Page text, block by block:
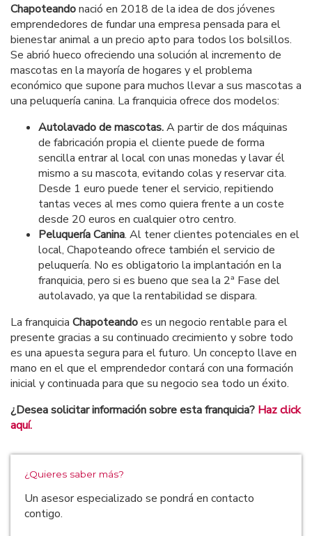
Chapoteandonació en 2018 de la idea de dos jóvenes
emprendedores de fundar una empresa pensada para el
bienestar animal a un precio apto para todos los bolsillos.
Se abrió hueco ofreciendo una solución al incremento de
mascotas en la mayoría de hogares y el problema
económico que supone para muchos llevar a sus mascotas a
una peluquería canina. La franquicia ofrece dos modelos:
Autolavado de mascotas.A partir de dos máquinas
de fabricación propia el cliente puede de forma
sencilla entrar al local con unas monedas y lavar él
mismo a su mascota, evitando colas y reservar cita.
Desde 1 euro puede tener el servicio, repitiendo
tantas veces al mes como quiera frente a un coste
desde 20 euros en cualquier otro centro.
Peluquería Canina. Al tener clientes potenciales en el
local, Chapoteando ofrece también el servicio de
peluquería. No es obligatorio la implantación en la
franquicia, pero si es bueno que sea la 2ª Fase del
autolavado, ya que la rentabilidad se dispara.
La franquicia Chapoteandoes un negocio rentable para el
presente gracias a su continuado crecimiento y sobre todo
es una apuesta segura para el futuro. Un concepto llave en
mano en el que el emprendedor contará con una formación
inicial y continuada para que su negocio sea todo un éxito.
¿Desea solicitar información sobre esta franquicia? Haz click
aquí.
¿Quieres saber más?
Un asesor especializado se pondrá en contacto
contigo.